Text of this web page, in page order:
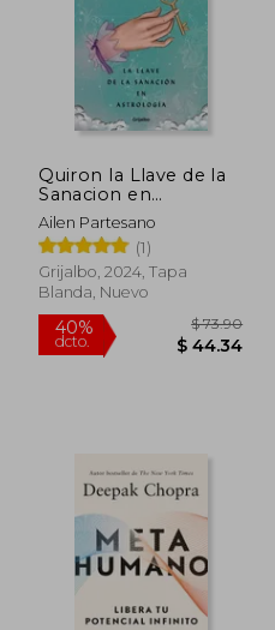
dcto. $ 26.04
Quiron la Llave de la
Sanacion en
Astrologia(envio
gratis)
Ailen Partesano
(1)
Grijalbo, 2024, Tapa
Blanda, Nuevo